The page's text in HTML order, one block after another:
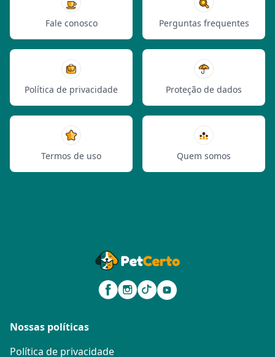
Fale conosco Perguntas frequentes
Política de privacidade Proteção de dados
Termos de uso Quem somos
Nossas políticas
Política de privacidade